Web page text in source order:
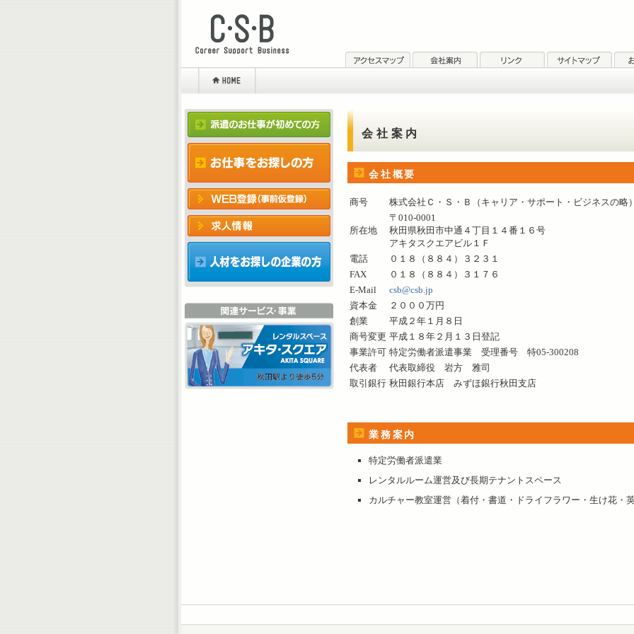
会社案内
会社概要
商号 株式会社Ｃ・Ｓ・Ｂ（キャリア・サポート・ビジネスの略
所在地
〒010-0001
秋田県秋田市中通４丁目１４番１６号
アキタスクエアビル１Ｆ
電話
０１８（８８４）３２３１
FAX
０１８（８８４）３１７６
E-Mail
csb@csb.jp
資本金
２０００万円
創業
平成２年１月８日
商号変更 平成１８年２月１３日登記
事業許可 特定労働者派遣事業 受理番号 特05-300208
代表者
代表取締役 岩方 雅司
取引銀行 秋田銀行本店 みずほ銀行秋田支店
業務案内
特定労働者派遣業
レンタルルーム運営及び長期テナントスペース
カルチャー教室運営（着付・書道・ドライフラワー・生け花